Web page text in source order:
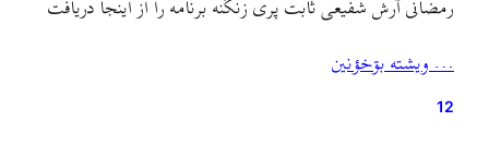
رمضانی آرش شفیعی ثابت پری زنگنه برنامه را از اینجا دریافت
url=”https://api.soundcloud.com/tracks/224031927″
… ويشته بۊخؤنين
12